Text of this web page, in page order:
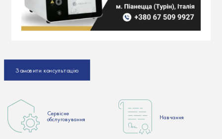
Замовити консультацію
Сервісне
обслуговування
Hавчання